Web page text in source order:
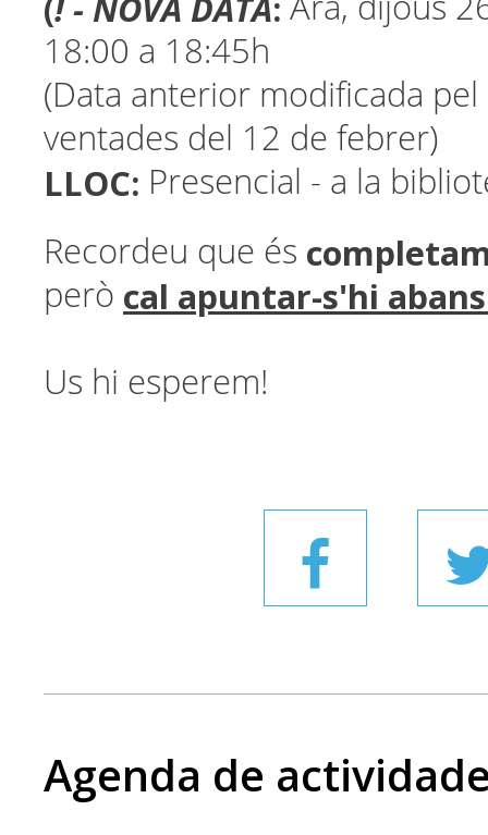
Ara, dijous
18:00 a 18:45h
(Data anterior modificada
ventades del 12 de febrer)
LLOC: Presencial - a la
Recordeu que és
però cal apuntar-s'hi
Us hi esperem!
Agenda de